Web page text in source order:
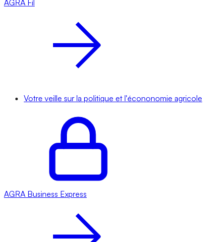
AGRA Fil
Votre veille sur la politique et l'écononomie agricole
AGRA Business Express